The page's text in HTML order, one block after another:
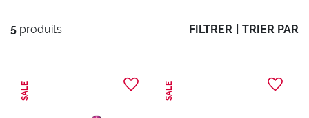
5 produits FILTRER TRIER PAR
SALE SALE